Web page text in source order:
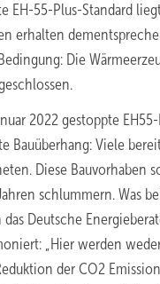
EH-55-Plus-Standard
erhalten
Die
2022 gestoppte
Bauüberhang: Viele
Diese
schlummern. Was
das Deutsche
„Hier werden
der CO2